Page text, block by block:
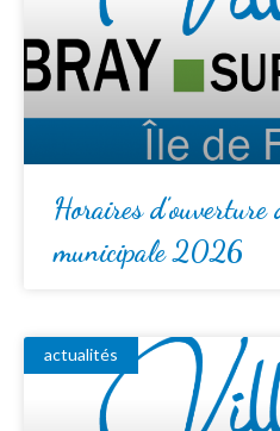
Horaires d’ouverture
municipale 2026
actualités